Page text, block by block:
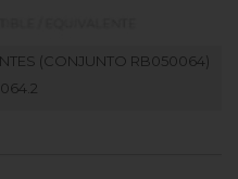
(CONJUNTO RB050064)